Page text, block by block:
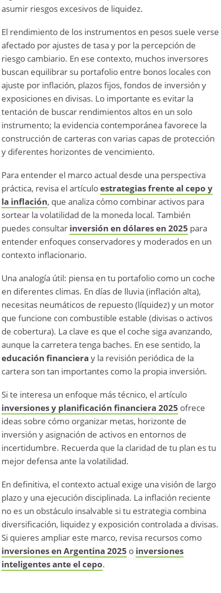
asumir riesgos excesivos de liquidez.
El rendimiento de los instrumentos en pesos suele verse
afectado por ajustes de tasa y por la percepción de
riesgo cambiario. En ese contexto, muchos inversores
buscan equilibrar su portafolio entre bonos locales con
ajuste por inflación, plazos fijos, fondos de inversión y
exposiciones en divisas. Lo importante es evitar la
tentación de buscar rendimientos altos en un solo
instrumento; la evidencia contemporánea favorece la
construcción de carteras con varias capas de protección
y diferentes horizontes de vencimiento.
Para entender el marco actual desde una perspectiva
práctica, revisa el artículoestrategias frente al cepo y
la inflación, que analiza cómo combinar activos para
sortear la volatilidad de la moneda local. También
puedes consultar inversión en dólares en 2025 para
entender enfoques conservadores y moderados en un
contexto inflacionario.
Una analogía útil: piensa en tu portafolio como un coche
en diferentes climas. En días de lluvia (inflación alta),
necesitas neumáticos de repuesto (líquidez) y un motor
que funcione con combustible estable (divisas o activos
de cobertura). La clave es que el coche siga avanzando,
aunque la carretera tenga baches. En ese sentido, la
educación financiera y la revisión periódica de la
cartera son tan importantes como la propia inversión.
Si te interesa un enfoque más técnico, el artículo
inversiones y planificación financiera 2025 ofrece
ideas sobre cómo organizar metas, horizonte de
inversión y asignación de activos en entornos de
incertidumbre. Recuerda que la claridad de tu plan es tu
mejor defensa ante la volatilidad.
En definitiva, el contexto actual exige una visión de largo
plazo y una ejecución disciplinada. La inflación reciente
no es un obstáculo insalvable si tu estrategia combina
diversificación, liquidez y exposición controlada a divisas.
Si quieres ampliar este marco, revisa recursos como
inversiones en Argentina 2025 o inversiones
inteligentes ante el cepo.